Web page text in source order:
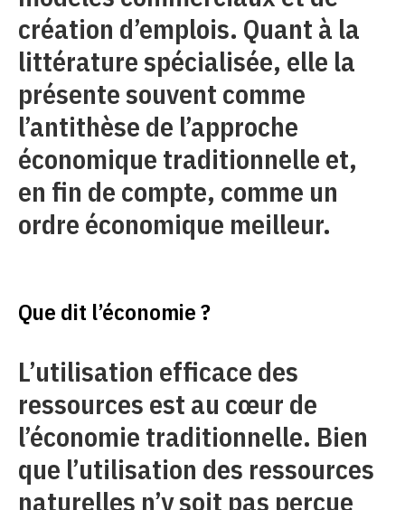
création d’emplois. Quant à la
littérature spécialisée, elle la
présente souvent comme
l’antithèse de l’approche
économique traditionnelle et,
en fin de compte, comme un
ordre économique meilleur.
Que dit l’économie ?
L’utilisation efficace des
ressources est au cœur de
l’économie traditionnelle. Bien
que l’utilisation des ressources
naturelles n’y soit pas perçue